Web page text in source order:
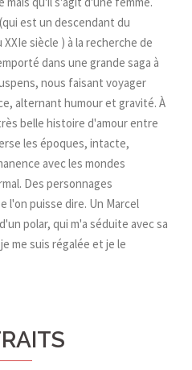
est un descendant du
siècle ) à la recherche de
dans une grande saga à
nous faisant voyager
alternant humour et gravité. À
belle histoire d'amour entre
les époques, intacte,
avec les mondes
Des personnages
l'on puisse dire. Un Marcel
polar, qui m'a séduite avec sa
me suis régalée et je le